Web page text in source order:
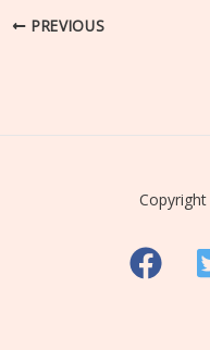
PREVIOUS